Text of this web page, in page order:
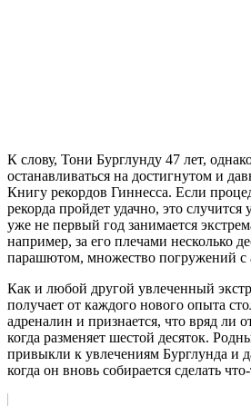
К слову, Тони Бурглунду 47 лет,
останавливаться на достигнутом и
Книгу рекордов Гиннесса. Если
рекорда пройдет удачно, это
уже не первый год занимается
например, за его плечами несколько
парашютом, множество погружений с
Как и любой другой увлеченный
получает от каждого нового опыта
адреналин и признается, что вряд ли
когда разменяет шестой десяток.
привыкли к увлечениям Бурглунда и
когда он вновь собирается сделать